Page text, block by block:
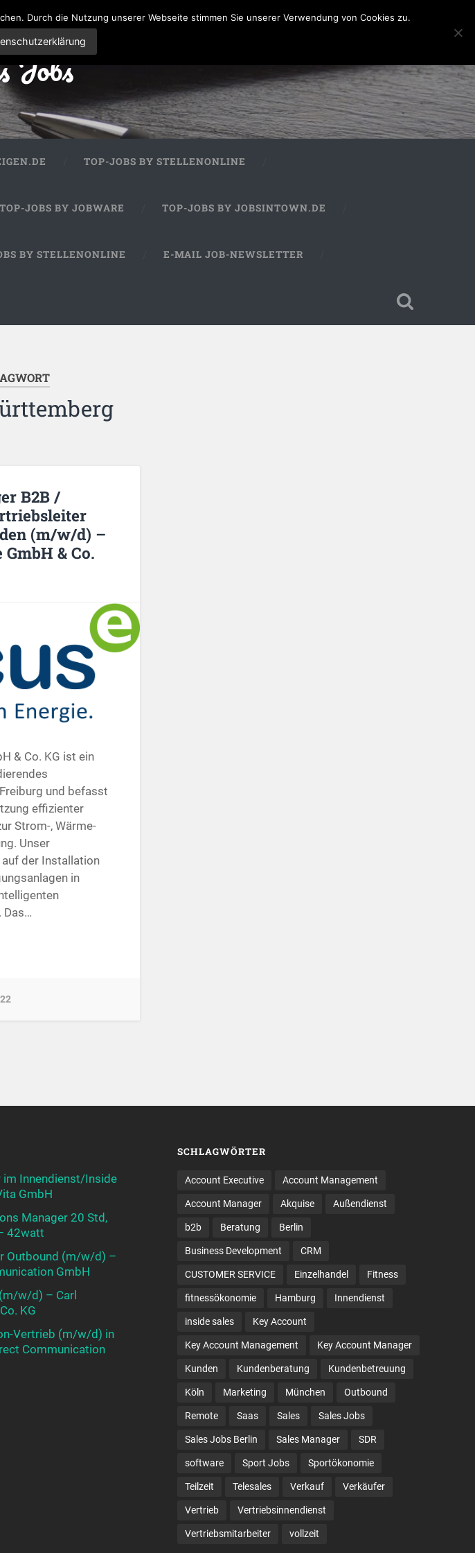
Jobs
TOP-JOBS BY STELLENONLINE
TOP-JOBS BY JOBWARE TOP-JOBS BY JOBSINTOWN.DE
BY STELLENONLINE E-MAIL JOB-NEWSLETTER
B2B /
(m/w/d) –
& Co.
& Co. KG ist ein
und befasst
effizienter
Strom-, Wärme-
Unser
der Installation
in
Das…
Innendienst/Inside
GmbH
Manager 20 Std,
42watt
Outbound (m/w/d) –
GmbH
w/d) – Carl
KG
Vertrieb (m/w/d) in
Communication
SCHLAGWÖRTER
Account Executive Account Management
Account Manager Akquise Außendienst
b2b Beratung Berlin
Business Development CRM
CUSTOMER SERVICE Einzelhandel Fitness
fitnessökonomie Hamburg Innendienst
inside sales Key Account
Key Account Management Key Account Manager
Kunden Kundenberatung Kundenbetreuung
Köln Marketing München Outbound
Remote Saas Sales Sales Jobs
Sales Jobs Berlin Sales Manager SDR
software Sport Jobs Sportökonomie
Teilzeit Telesales Verkauf Verkäufer
Vertrieb Vertriebsinnendienst
Vertriebsmitarbeiter vollzeit
Durch die Nutzung unserer Webseite stimmen Sie unserer Verwendung von Cookies zu.